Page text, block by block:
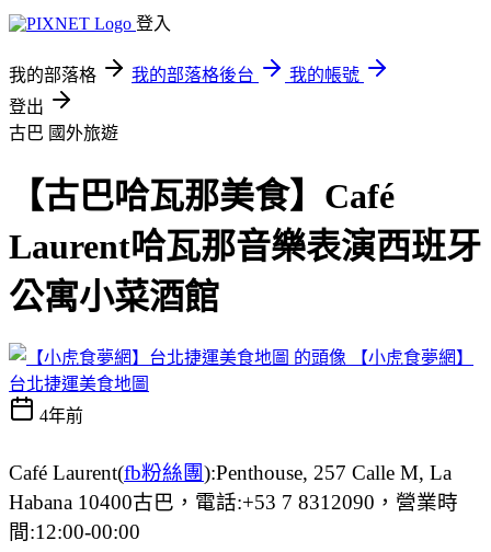
登入
我的部落格 我的部落格後台
我的帳號
登出
古巴 國外旅遊
【古巴哈瓦那美食】Café
Laurent哈瓦那音樂表演西班牙
公寓小菜酒館
【小虎食夢網】
台北捷運美食地圖
4年前
Café Laurent(fb粉絲團):Penthouse, 257 Calle M, La
Habana 10400古巴，電話:+53 7 8312090，營業時
間:12:00-00:00